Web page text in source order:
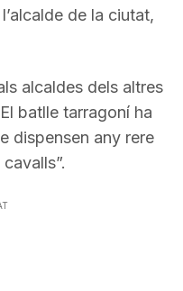
de la ciutat,
alcaldes dels altres
batlle tarragoní ha
dispensen any rere